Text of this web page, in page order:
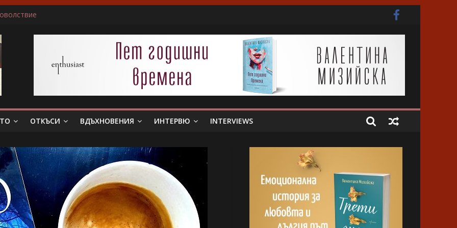
беше истински съпруг…”
Слава богу, отговори той…”
всяка сцена преживявам силно, както ако ми се случва в живота
ОТКЪСИ ВДЪХНОВЕНИЯ ИНТЕРВЮ INTERVIEWS